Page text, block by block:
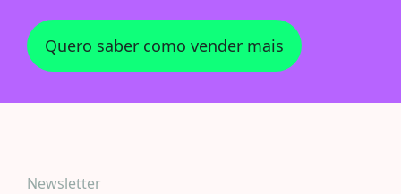
Quero saber como vender mais
Newsletter